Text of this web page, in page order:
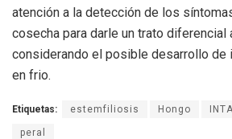
atención a la detección de los
cosecha para darle un trato
considerando el posible desarrollo de
en frio.
Etiquetas: estemfiliosis Hongo INTA
peral